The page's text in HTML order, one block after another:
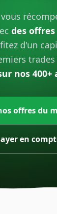
des
d'un
nos 400+
offres du
en